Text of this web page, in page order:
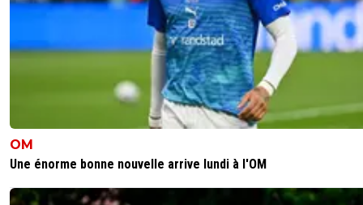
OM
Une énorme bonne nouvelle arrive lundi à l'OM